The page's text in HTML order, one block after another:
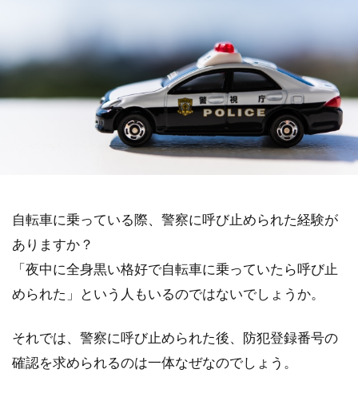
自転車に乗っている際、警察に呼び止められた経験が
ありますか？
「夜中に全身黒い格好で自転車に乗っていたら呼び止
められた」という人もいるのではないでしょうか。
それでは、警察に呼び止められた後、防犯登録番号の
確認を求められるのは一体なぜなのでしょう。